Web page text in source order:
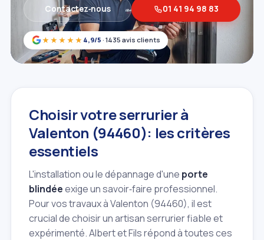
★★★★★ 4,9/5 · 1435 avis clients
Contactez‑nous 01 41 94 98 83
Choisir votre serrurier à
Valenton (94460): les critères
essentiels
L'installation ou le dépannage d'une porte
blindéeexige un savoir‑faire professionnel.
Pour vos travaux à Valenton (94460), il est
crucial de choisir un artisan serrurier fiable et
expérimenté. Albert et Fils répond à toutes ces